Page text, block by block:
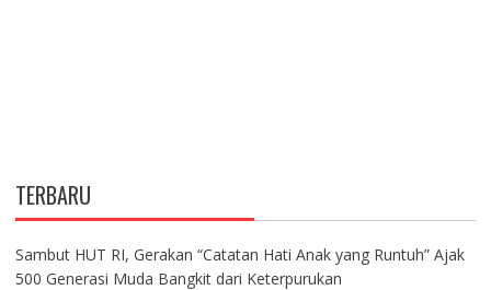
TERBARU
Sambut HUT RI, Gerakan “Catatan Hati Anak yang Runtuh” Ajak
500 Generasi Muda Bangkit dari Keterpurukan